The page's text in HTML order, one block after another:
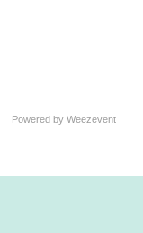
Powered by Weezevent